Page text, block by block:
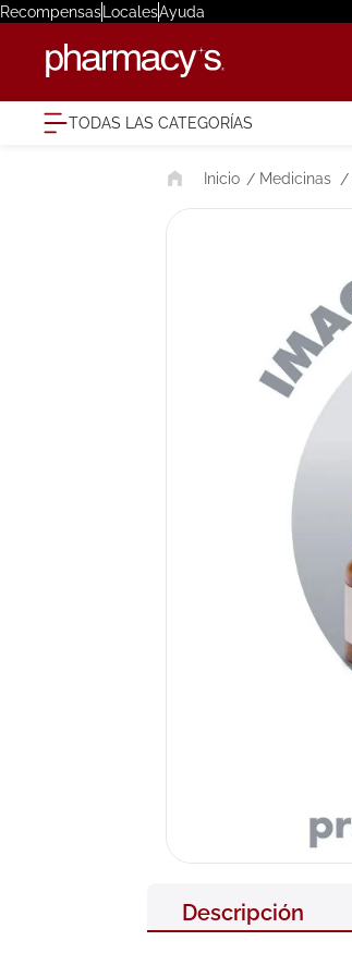
RecompensasLocalesAyuda
TODAS LAS CATEGORÍAS
Medicinas
Descripción